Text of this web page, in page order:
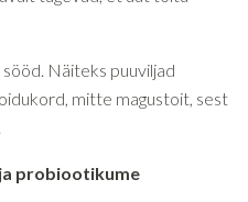
sööd. Näiteks puuviljad
mitte magustoit, sest
ja probiootikume